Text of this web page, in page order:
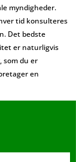
myndigheder.
tid konsulteres
Det bedste
er naturligvis
du er
en